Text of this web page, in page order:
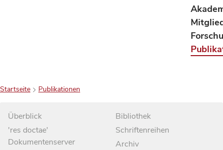
Startseite Publikationen
Überblick
'res doctae'
Dokumentenserver
Bibliothek
Schriftenreihen
Archiv